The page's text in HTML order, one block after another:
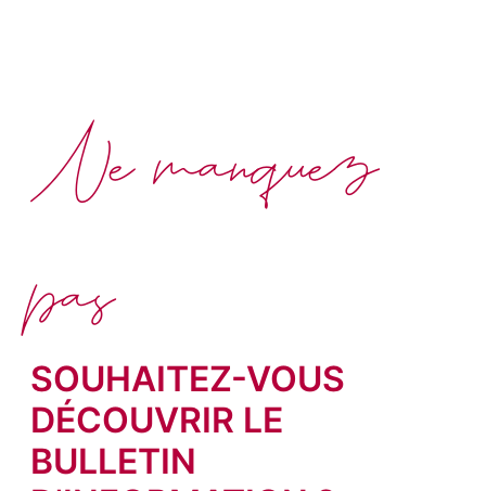
SOUHAITEZ-VOUS
DÉCOUVRIR LE
BULLETIN
Ne manquez
pas